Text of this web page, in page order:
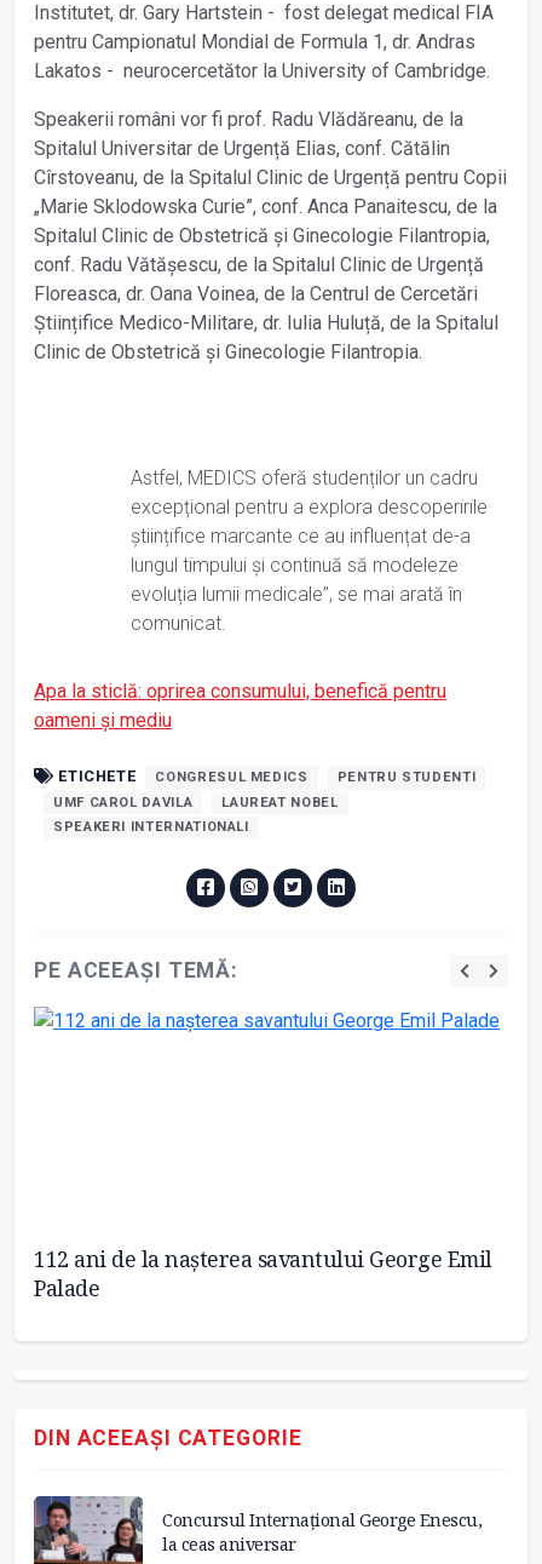
Institutet, dr. Gary Hartstein - fost delegat medical FIA
pentru Campionatul Mondial de Formula 1, dr. Andras
Lakatos - neurocercetător la University of Cambridge.
Speakerii români vor fi prof. Radu Vlădăreanu, de la
Spitalul Universitar de Urgență Elias, conf. Cătălin
Cîrstoveanu, de la Spitalul Clinic de Urgență pentru Copii
„Marie Sklodowska Curie”, conf. Anca Panaitescu, de la
Spitalul Clinic de Obstetrică și Ginecologie Filantropia,
conf. Radu Vătășescu, de la Spitalul Clinic de Urgență
Floreasca, dr. Oana Voinea, de la Centrul de Cercetări
Științifice Medico-Militare, dr. Iulia Huluță, de la Spitalul
Clinic de Obstetrică și Ginecologie Filantropia.
Astfel, MEDICS oferă studenților un cadru
excepțional pentru a explora descoperirile
științifice marcante ce au influențat de-a
lungul timpului și continuă să modeleze
evoluția lumii medicale”, se mai arată în
comunicat.
Apa la sticlă: oprirea consumului, benefică pentru
oameni și mediu
ETICHETE CONGRESUL MEDICS
PENTRU STUDENTI
UMF CAROL DAVILA
LAUREAT NOBEL
SPEAKERI INTERNATIONALI
PE ACEEAȘI TEMĂ:
112 ani de la nașterea savantului George Emil
Palade
DIN ACEEAȘI CATEGORIE
Concursul Internațional George Enescu,
la ceas aniversar